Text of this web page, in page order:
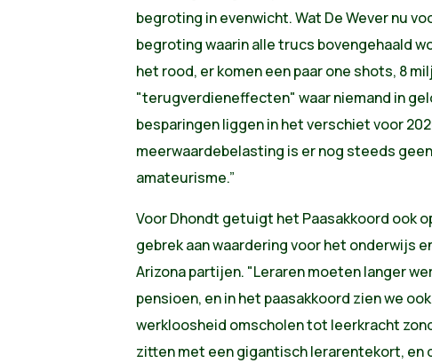
begroting in evenwicht. Wat De Wever nu
begroting waarin alle trucs bovengehaald
het rood, er komen een paar one shots, 8
"terugverdieneffecten" waar niemand in
besparingen liggen in het verschiet voor
meerwaardebelasting is er nog steeds
amateurisme.”
Voor Dhondt getuigt het Paasakkoord ook
gebrek aan waardering voor het onderwijs
Arizona partijen. "Leraren moeten langer
pensioen, en in het paasakkoord zien we
werkloosheid omscholen tot leerkracht
zitten met een gigantisch lerarentekort, en